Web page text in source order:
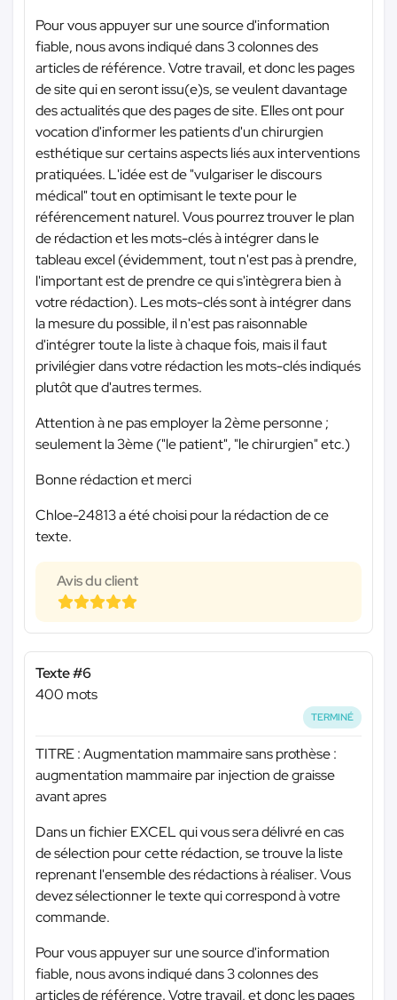
Pour vous appuyer sur une source d'information
fiable, nous avons indiqué dans 3 colonnes des
articles de référence. Votre travail, et donc les pages
de site qui en seront issu(e)s, se veulent davantage
des actualités que des pages de site. Elles ont pour
vocation d'informer les patients d'un chirurgien
esthétique sur certains aspects liés aux interventions
pratiquées. L'idée est de "vulgariser le discours
médical" tout en optimisant le texte pour le
référencement naturel. Vous pourrez trouver le plan
de rédaction et les mots-clés à intégrer dans le
tableau excel (évidemment, tout n'est pas à prendre,
l'important est de prendre ce qui s'intègrera bien à
votre rédaction). Les mots-clés sont à intégrer dans
la mesure du possible, il n'est pas raisonnable
d'intégrer toute la liste à chaque fois, mais il faut
privilégier dans votre rédaction les mots-clés indiqués
plutôt que d'autres termes.
Attention à ne pas employer la 2ème personne ;
seulement la 3ème ("le patient", "le chirurgien" etc.)
Bonne rédaction et merci
Chloe-24813 a été choisi pour la rédaction de ce
texte.
Avis du client
Texte #6
400 mots
TERMINÉ
TITRE : Augmentation mammaire sans prothèse :
augmentation mammaire par injection de graisse
avant apres
Dans un fichier EXCEL qui vous sera délivré en cas
de sélection pour cette rédaction, se trouve la liste
reprenant l'ensemble des rédactions à réaliser. Vous
devez sélectionner le texte qui correspond à votre
commande.
Pour vous appuyer sur une source d'information
fiable, nous avons indiqué dans 3 colonnes des
articles de référence. Votre travail, et donc les pages